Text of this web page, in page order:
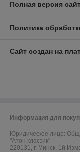
Полная версия
Политика
Сайт создан на
Информация для
Юридическое лицо:
"Атон классик"
220131, г. Минск, 1й